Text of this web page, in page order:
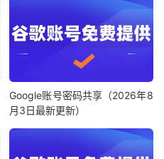
Google账号密码共享（2026年8
月3日最新更新）